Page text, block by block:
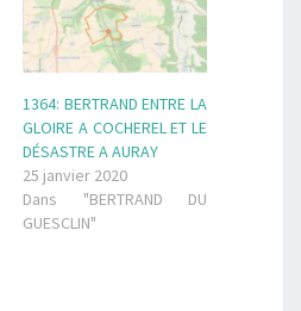
1364: BERTRAND ENTRE LA
GLOIRE A COCHEREL ET LE
DÉSASTRE A AURAY
25 janvier 2020
Dans "BERTRAND DU
GUESCLIN"